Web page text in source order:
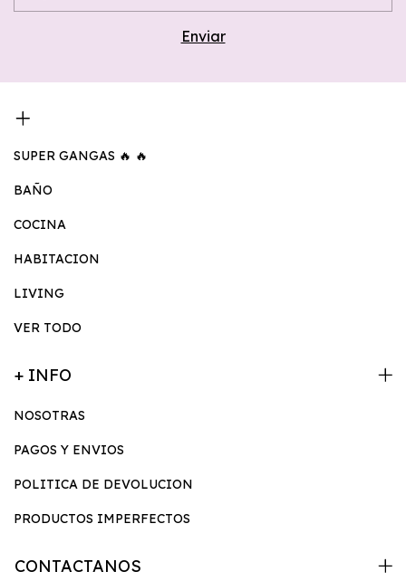
SUPER GANGAS 🔥 🔥
BAÑO
COCINA
HABITACION
LIVING
VER TODO
+ INFO
NOSOTRAS
PAGOS Y ENVIOS
POLITICA DE DEVOLUCION
PRODUCTOS IMPERFECTOS
CONTACTANOS